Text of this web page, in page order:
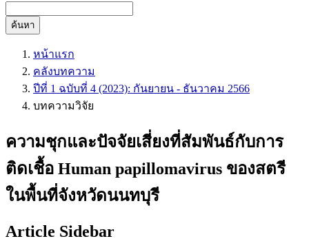
ค้นหา
หน้าแรก
คลังบทความ
ปีที่ 1 ฉบับที่ 4 (2023): กันยายน - ธันวาคม 2566
บทความวิจัย
ความชุกและปัจจัยเสี่ยงที่สัมพันธ์กับการ
ติดเชื้อ Human papillomavirus ของสตรี
ในพื้นที่จังหวัดนนทบุรี
Article Sidebar